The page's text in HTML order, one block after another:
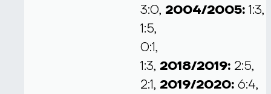
3:0, 2004/2005:1:3,
1:5,
0:1,
1:3, 2018/2019: 2:5,
2:1, 2019/2020:6:4,